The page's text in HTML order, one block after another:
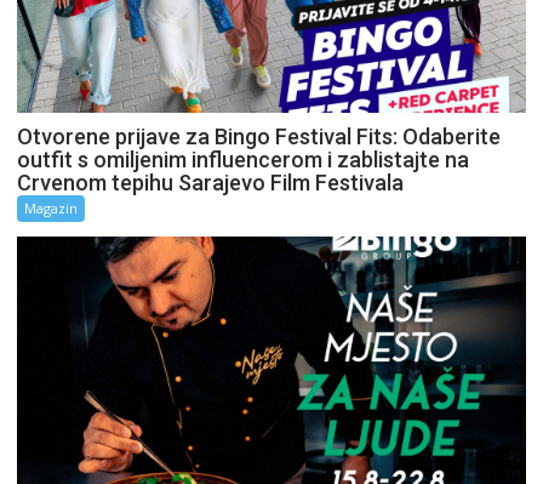
Otvorene prijave za Bingo Festival Fits: Odaberite
outfit s omiljenim influencerom i zablistajte na
Crvenom tepihu Sarajevo Film Festivala
Magazin